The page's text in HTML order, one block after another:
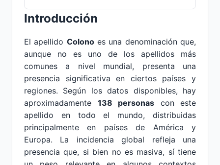
Introducción
El apellido Colonoes una denominación que,
aunque no es uno de los apellidos más
comunes a nivel mundial, presenta una
presencia significativa en ciertos países y
regiones. Según los datos disponibles, hay
aproximadamente 138 personas con este
apellido en todo el mundo, distribuidas
principalmente en países de América y
Europa. La incidencia global refleja una
presencia que, si bien no es masiva, sí tiene